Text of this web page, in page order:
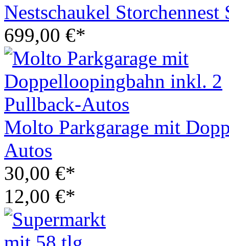
Nestschaukel
699,00 €*
Molto Parkgarage mit
Autos
30,00 €*
12,00 €*